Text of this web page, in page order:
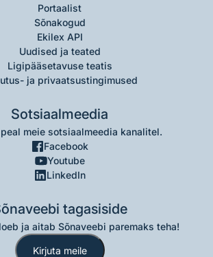
Portaalist
Sõnakogud
Ekilex API
Uudised ja teated
Ligipääsetavuse teatis
ja privaatsustingimused
Sotsiaalmeedia
meie sotsiaalmeedia kanalitel.
Facebook
Youtube
LinkedIn
tagasiside
ja aitab Sõnaveebi paremaks teha!
Kirjuta meile